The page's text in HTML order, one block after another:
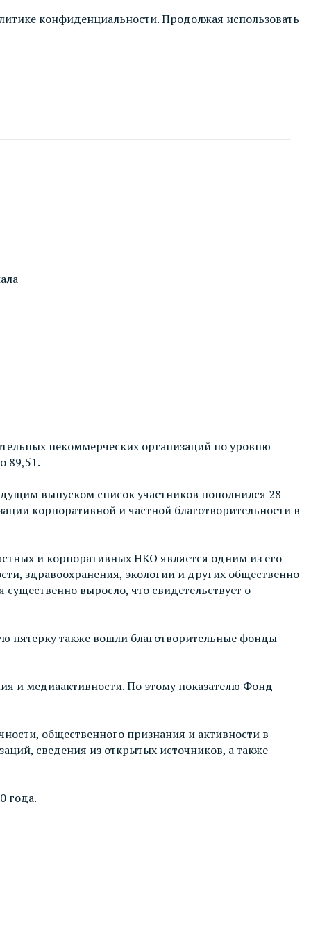
конфиденциальности. Продолжая использовать
некоммерческих организаций по уровню
89,51.
выпуском список участников пополнился 28
корпоративной и частной благотворительности в
и корпоративных НКО является одним из его
здравоохранения, экологии и других общественно
выросло, что свидетельствует о
пятерку также вошли благотворительные фонды
и медиаактивности. По этому показателю Фонд
общественного признания и активности в
сведения из открытых источников, а также
года.